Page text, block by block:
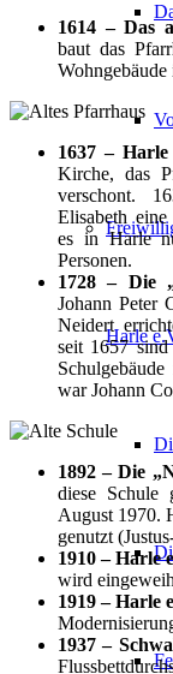
Harle
1614 – Das
baut das
1637 –
Kirche, das
verschont.
Elisabeth
es in Harle
Personen.
1728 – Die
Johann Peter
Neidert
seit 1657
war Johann
1892 – Die
diese
August 1970.
genutzt
1910 – Harle
wird
1919 – Harle
1937 –